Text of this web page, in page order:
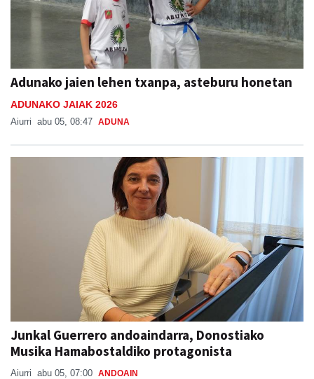
Adunako jaien lehen txanpa, asteburu honetan
ADUNAKO JAIAK 2026
Aiurri abu 05, 08:47 ADUNA
Junkal Guerrero andoaindarra, Donostiako
Musika Hamabostaldiko protagonista
Aiurri abu 05, 07:00 ANDOAIN